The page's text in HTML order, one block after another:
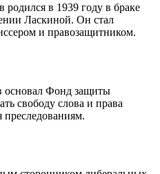
в 1939 году в браке
Ласкиной. Он стал
и правозащитником.
основал Фонд защиты
свободу слова и права